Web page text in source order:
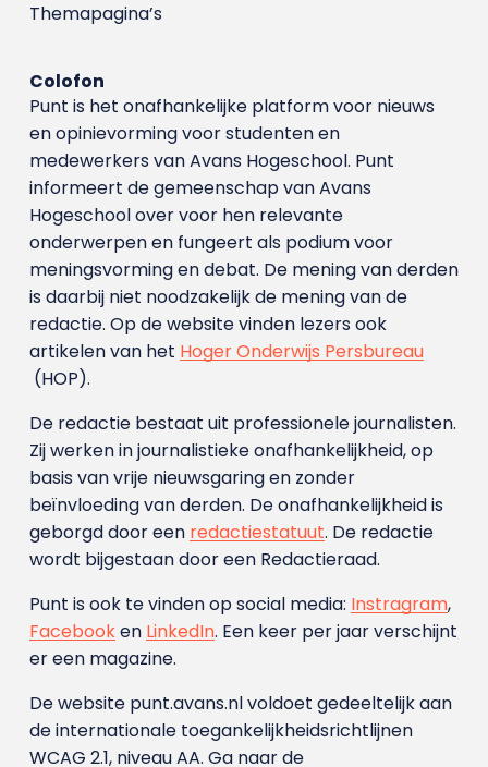
Themapagina’s
Colofon
Punt is het onafhankelijke platform voor nieuws
en opinievorming voor studenten en
medewerkers van Avans Hoge­school. Punt
informeert de gemeenschap van Avans
Hogeschool over voor hen relevante
onderwerpen en fungeert als podium voor
meningsvorming en debat. De mening van derden
is daarbij niet noodzakelijk de mening van de
redactie. Op de website vinden lezers ook
artikelen van het Hoger Onderwijs Persbureau
(HOP).
De redactie bestaat uit professionele journalisten.
Zij werken in journalistieke onafhankelijkheid, op
basis van vrije nieuwsgaring en zonder
beïnvloeding van derden. De onafhankelijkheid is
geborgd door een redactiestatuut. De redactie
wordt bijgestaan door een Redactieraad.
Punt is ook te vinden op social media: Instragram,
Facebooken LinkedIn. Een keer per jaar verschijnt
er een magazine.
De website punt.avans.nl voldoet gedeeltelijk aan
de internationale toegankelijkheidsrichtlijnen
WCAG 2.1, niveau AA. Ga naar de